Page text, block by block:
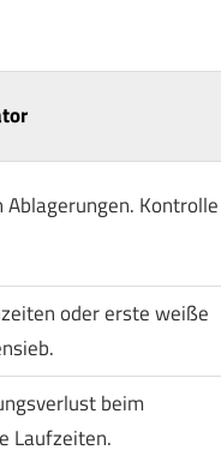
Ablagerungen. Kontrolle
oder erste weiße
beim
Laufzeiten.